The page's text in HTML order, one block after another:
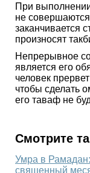
При
не
заканчивается
произносят
Непрерывное
является его
человек
чтобы сделать
его таваф не
Смотрите
Умра в
священный